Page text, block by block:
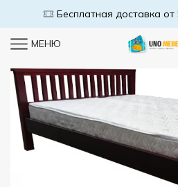
Бесплатная доставка от
МЕНЮ